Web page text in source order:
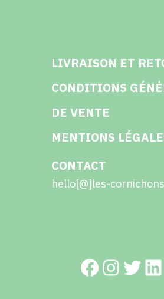
LIVRAISON ET
CONDITIONS
DE VENTE
MENTIONS
CONTACT
hello[@]les-
Facebook
Instagram
Twitter